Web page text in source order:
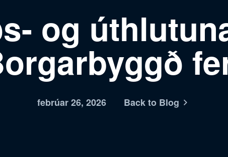
og
febrúar 26, 2026 Back to Blog